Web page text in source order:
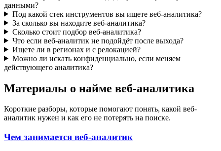
данными?
Под какой стек инструментов вы ищете веб-аналитика?
За сколько вы находите веб-аналитика?
Сколько стоит подбор веб-аналитика?
Что если веб-аналитик не подойдёт после выхода?
Ищете ли в регионах и с релокацией?
Можно ли искать конфиденциально, если меняем
действующего аналитика?
Материалы о найме веб-аналитика
Короткие разборы, которые помогают понять, какой веб-
аналитик нужен и как его не потерять на поиске.
Чем занимается веб-аналитик